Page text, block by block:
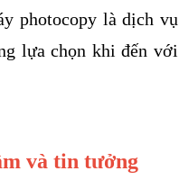
photocopy là dịch vụ
lựa chọn khi đến với
và tin tưởng